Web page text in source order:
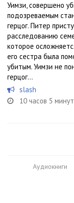
Уимзи, совершено
подозреваемым
герцог. Питер
расследованию
которое
его сестра была
убитым. Уимзи не
герцог...
slash
10 часов 5 минут
Аудиокниги